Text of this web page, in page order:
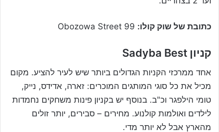
כתובת של שוק קולו:
קניון Sadyba Best
אחד ממרכזי הקניות הגדולים ביותר שיש לעיר להציע. מקום
מכיל את כל סוגי המותגים המוכרים: זארה, אדידס, נייק,
טומי הילפגר וכ"ב. בנוסף יש בקניון פינות משחקים נחמדות
לילדים ואולמות קולנוע. מחירים – סבירים, יותר זולים
מהארץ אבל לא יותר מדי.